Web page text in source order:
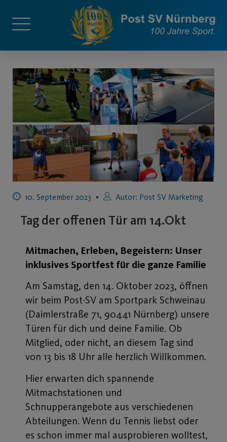
10. September 2023 Autor: Post SV Marketing
Tag der offenen Tür am 14.Okt
Mitmachen, Erleben, Begeistern: Unser
inklusives Sportfest für die ganze Familie
Am Samstag, den 14. Oktober 2023, öffnen
wir beim Post-SV am Sportpark Schweinau
(Daimlerstraße 71, 90441 Nürnberg) unsere
Türen für dich und deine Familie. Ob
Mitglied, oder nicht, an diesem Tag sind
von 13 bis 18 Uhr alle herzlich Willkommen.
Hier erwarten dich spannende
Mitmachstationen und
Schnupperangebote aus verschiedenen
Abteilungen. Wenn du Tennis liebst oder
es schon immer mal ausprobieren wolltest,